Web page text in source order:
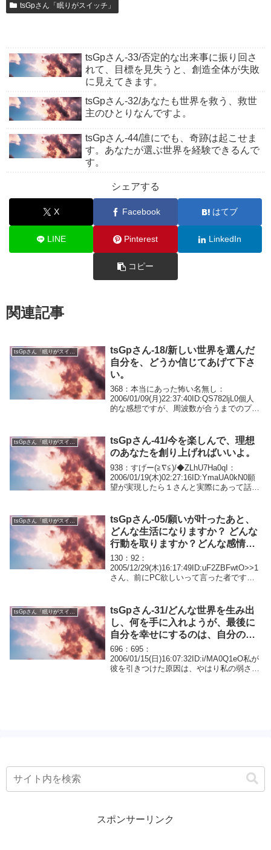
tsGpさん「眠りがスイッチ」
tsGpさん-33/否定的な出来事に振り回さ
れて、目標を見失うと、創造全体が失敗
に見えてきます。
tsGpさん-32/あなたも世界を救う、救世
主のひとりなんですよ。
tsGpさん-44/誰にでも、奇跡は起こせま
す。あなたが選ぶ世界を経験できるんで
す。
シェアする
X Facebook はてブ
LINE Pinterest LinkedIn
コピー
関連記事
tsGpさん-18/新しい世界を選んだ
自分を、どうか信じてあげて下さ
い。
368：本当にあった怖い名無し：
2006/01/09(月)22:37:40ID:QS782ljL0個人
的な感想ですが、周波数が合うまでのプロ
名無し：2006/01...
tsGpさん「眠りがスイッチ」
tsGpさん-41/今を楽しんで、理想
のあなたを創り上げればいいよ。
938：すげー(≧∇≦)/◆ZLhU7Ha0qI：
2006/01/19(木)02:27:16ID:YmaUA0kN0願
望が実現したら１さんと実際にあって話し
だろう...
tsGpさん「眠りがスイッチ」
tsGpさん-05/願いが叶ったあと、
どんな生活になりますか？ どんな
行動を取りますか？どんな感情を
持ちますか？
130：92：
2005/12/29(木)16:17:49ID:uF2ZBFwtO>>1
さん、前にPC欲しいって言った者です
て、昼間もﾜｸﾃｶで過ごしてたら、今日親...
tsGpさん-31/どんな世界を生み出
し、何を手に入れようが、最後に
自分を幸せにするのは、自分の心
なんですよね。
696：695：
2006/01/15(日)16:07:32ID:i/MA0Q1eO私が
彼を引きつけた原因は、やはり私の弱さに
スポンサーリンク